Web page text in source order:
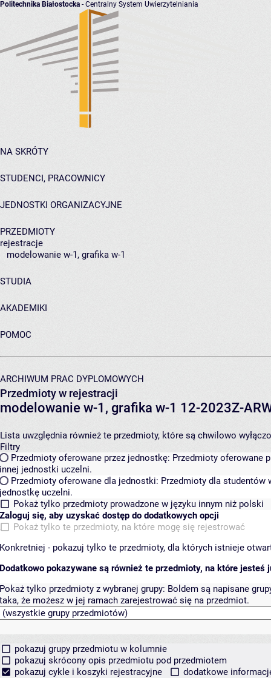
Politechnika Białostocka - Centralny System Uwierzytelniania
NA SKRÓTY
STUDENCI, PRACOWNICY
JEDNOSTKI ORGANIZACYJNE
PRZEDMIOTY
rejestracje
modelowanie w-1, grafika w-1
STUDIA
AKADEMIKI
POMOC
ARCHIWUM PRAC DYPLOMOWYCH
Przedmioty w rejestracji
modelowanie w-1, grafika w-1 12-2023Z-
Lista uwzględnia również te przedmioty, które są chwilowo
Filtry
Przedmioty oferowane przez jednostkę: Przedmioty oferowane
innej jednostki uczelni.
Przedmioty oferowane dla jednostki: Przedmioty dla studentów
jednostkę uczelni.
Pokaż tylko przedmioty prowadzone w języku innym niż polski
Zaloguj się, aby uzyskać dostęp do dodatkowych opcji
Pokaż tylko te przedmioty, na które mogę się rejestrować
Konkretniej - pokazuj tylko te przedmioty, dla których istnieje
Dodatkowo pokazywane są również te przedmioty, na które jesteś
Pokaż tylko przedmioty z wybranej grupy: Boldem są napisane
taka, że możesz w jej ramach zarejestrować się na przedmiot.
pokazuj grupy przedmiotu w kolumnie
pokazuj skrócony opis przedmiotu pod przedmiotem
pokazuj cykle i koszyki rejestracyjne
dodatkowe